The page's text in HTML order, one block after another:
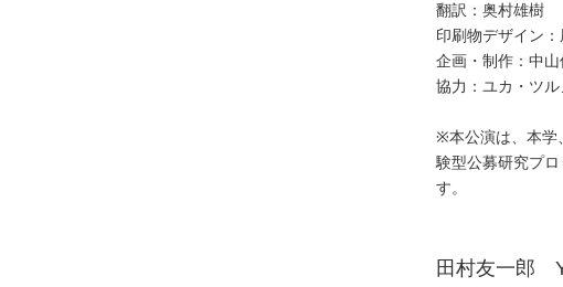
翻訳：奥村雄樹
印刷物デザイン：
企画・制作：中山
協力：ユカ・ツ
※本公演は、本学
験型公募研究プ
す。
田村友一郎